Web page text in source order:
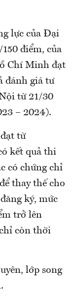
lực của Đại
điểm, của
Chí Minh đạt
đánh giá tư
từ 21/30
– 2024).
từ
kết quả thi
có chứng chỉ
thay thế cho
ký, mức
trở lên
còn thời
lớp song